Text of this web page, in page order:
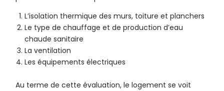
L’isolation thermique des murs, toiture et planchers
Le type de chauffage et de production d’eau
chaude sanitaire
La ventilation
Les équipements électriques
Au terme de cette évaluation, le logement se voit